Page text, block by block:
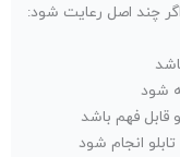
چند اصل رعایت شود:
شود
قابل فهم باشد
انجام شود